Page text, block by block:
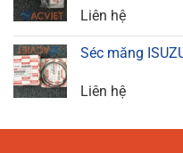
Liên hệ
Séc măng
Liên hệ